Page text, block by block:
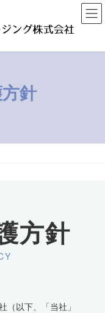
針
方針
（以下、「当社」